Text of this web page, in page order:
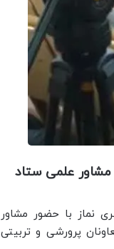
علمی ستاد
نماز با حضور مشاور
پرورشی و تربیتی